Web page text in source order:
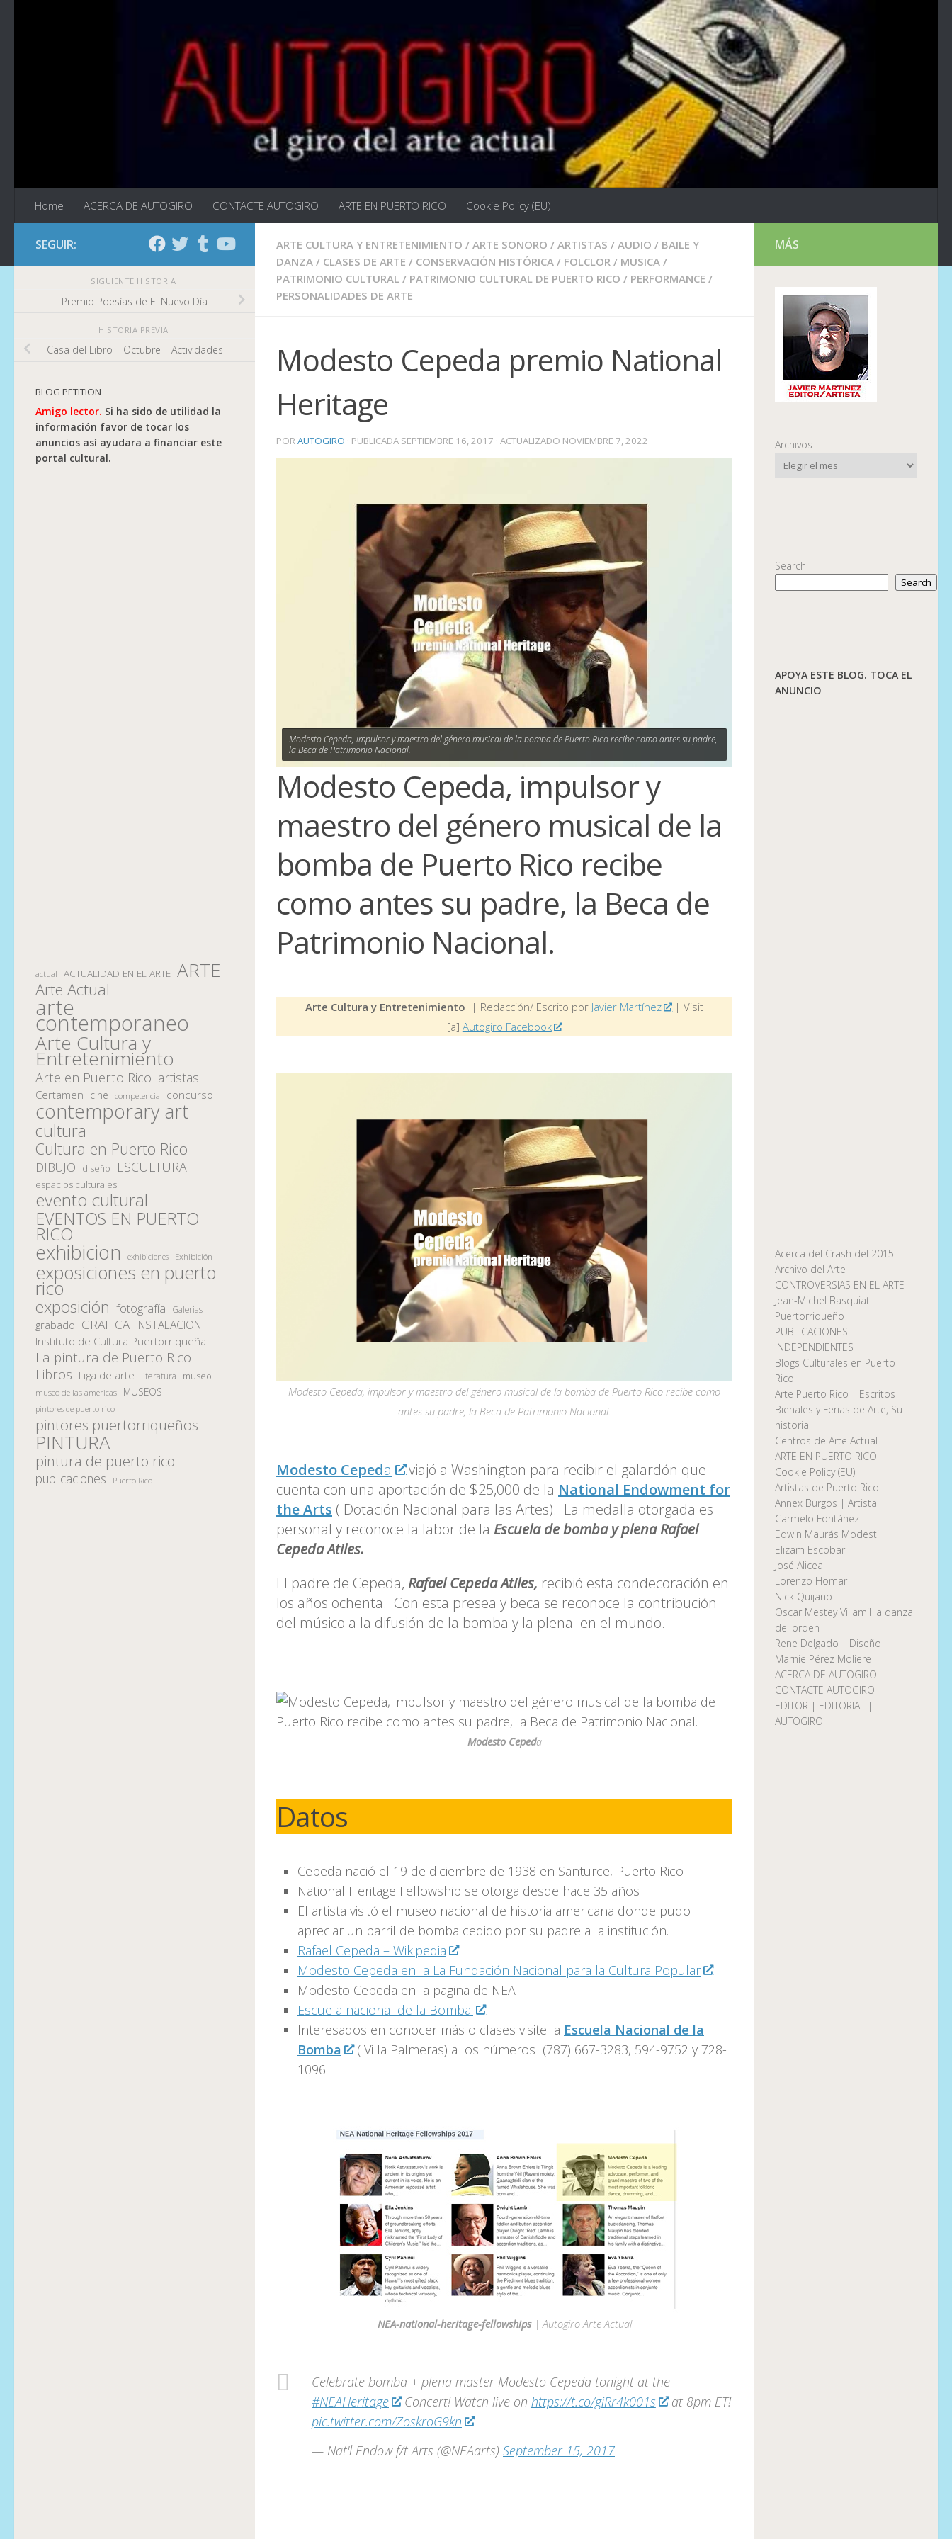
Home ACERCA DE AUTOGIRO CONTACTE AUTOGIRO ARTE EN PUERTO RICO Cookie Policy (EU)
ARTE CULTURA Y ENTRETENIMIENTO / ARTE SONORO / ARTISTAS / AUDIO / BAILE Y
DANZA / CLASES DE ARTE / CONSERVACIÓN HISTÓRICA / FOLCLOR / MUSICA /
PATRIMONIO CULTURAL / PATRIMONIO CULTURAL DE PUERTO RICO / PERFORMANCE /
PERSONALIDADES DE ARTE
Modesto Cepeda premio National
Heritage
PORAUTOGIRO · PUBLICADA SEPTIEMBRE 16, 2017 · ACTUALIZADO NOVIEMBRE 7, 2022
Modesto Cepeda, impulsor y maestro del género musical de la bomba de Puerto Rico recibe como antes su padre,
la Beca de Patrimonio Nacional.
Modesto Cepeda, impulsor y
maestro del género musical de la
bomba de Puerto Rico recibe
como antes su padre, la Beca de
Patrimonio Nacional.
Arte Cultura y Entretenimiento | Redacción/ Escrito por Javier Martínez
| Visit
[a] Autogiro Facebook
Modesto Cepeda, impulsor y maestro del género musical de la bomba de Puerto Rico recibe como
antes su padre, la Beca de Patrimonio Nacional.
Modesto Cepeda
viajó a Washington para recibir el galardón que
cuenta con una aportación de $25,000 de la National Endowment for
the Arts ( Dotación Nacional para las Artes). La medalla otorgada es
personal y reconoce la labor de la Escuela de bomba y plena Rafael
Cepeda Atiles.
El padre de Cepeda, Rafael Cepeda Atiles, recibió esta condecoración en
los años ochenta. Con esta presea y beca se reconoce la contribución
del músico a la difusión de la bomba y la plena en el mundo.
Modesto Cepeda
Datos
Cepeda nació el 19 de diciembre de 1938 en Santurce, Puerto Rico
National Heritage Fellowship se otorga desde hace 35 años
El artista visitó el museo nacional de historia americana donde pudo
apreciar un barril de bomba cedido por su padre a la institución.
Rafael Cepeda – Wikipedia
Modesto Cepeda en la La Fundación Nacional para la Cultura Popular
Modesto Cepeda en la pagina de NEA
Escuela nacional de la Bomba.
Interesados en conocer más o clases visite la Escuela Nacional de la
Bomba
( Villa Palmeras) a los números (787) 667-3283, 594-9752 y 728-
1096.
NEA-national-heritage-fellowships| Autogiro Arte Actual
Celebrate bomba + plena master Modesto Cepeda tonight at the
#NEAHeritage
Concert! Watch live on https://t.co/giRr4k001s
at 8pm ET!
pic.twitter.com/ZoskroG9kn
— Nat'l Endow f/t Arts (@NEAarts) September 15, 2017
SEGUIR:
SIGUIENTE HISTORIA
Premio Poesías de El Nuevo Día
HISTORIA PREVIA
Casa del Libro | Octubre | Actividades
BLOG PETITION
Amigo lector. Si ha sido de utilidad la
información favor de tocar los
anuncios así ayudara a financiar este
portal cultural.
actual ACTUALIDAD EN EL ARTE ARTE
Arte Actual
arte
contemporaneo
Arte Cultura y
Entretenimiento
Arte en Puerto Rico artistas
Certamen cine competencia concurso
contemporary art
cultura
Cultura en Puerto Rico
DIBUJO diseño ESCULTURA
espacios culturales
evento cultural
EVENTOS EN PUERTO
RICO
exhibicion exhibiciones Exhibición
exposiciones en puerto
rico
exposición fotografía Galerias
grabado GRAFICA INSTALACION
Instituto de Cultura Puertorriqueña
La pintura de Puerto Rico
Libros Liga de arte literatura museo
museo de las americas MUSEOS
pintores de puerto rico
pintores puertorriqueños
PINTURA
pintura de puerto rico
publicaciones Puerto Rico
MÁS
Archivos
Search
Search
APOYA ESTE BLOG. TOCA EL
ANUNCIO
Acerca del Crash del 2015
Archivo del Arte
CONTROVERSIAS EN EL ARTE
Jean-Michel Basquiat
Puertorriqueño
PUBLICACIONES
INDEPENDIENTES
Blogs Culturales en Puerto
Rico
Arte Puerto Rico | Escritos
Bienales y Ferias de Arte, Su
historia
Centros de Arte Actual
ARTE EN PUERTO RICO
Cookie Policy (EU)
Artistas de Puerto Rico
Annex Burgos | Artista
Carmelo Fontánez
Edwin Maurás Modesti
Elizam Escobar
José Alicea
Lorenzo Homar
Nick Quijano
Oscar Mestey Villamil la danza
del orden
Rene Delgado | Diseño
Marnie Pérez Moliere
ACERCA DE AUTOGIRO
CONTACTE AUTOGIRO
EDITOR | EDITORIAL |
AUTOGIRO